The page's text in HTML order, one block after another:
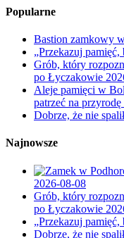
Popularne
Bastion zamkowy
„Przekazuj
Grób, który
po Łyczakowie
Aleje pamięci w
patrzeć na przyrodę
Dobrze, że nie
Najnowsze
2026-08-08
Grób, który
po Łyczakowie
„Przekazuj
Dobrze, że nie